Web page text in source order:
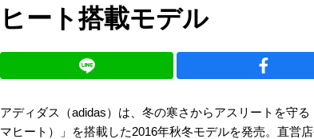
ヒート搭載モデル
アディダス（adidas）は、冬の寒さからアスリートを守
マヒート）」を搭載した2016年秋冬モデルを発売。直営